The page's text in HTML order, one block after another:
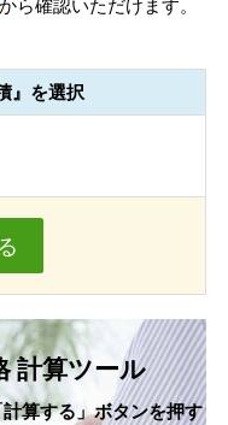
から確認いただけます。
』を選択
計算ツール
算する」ボタンを押す